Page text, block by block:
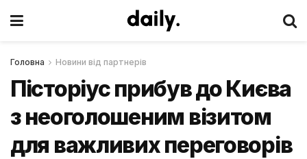
Головна Новини від партнерів
Пісторіус прибув до Києва
з неоголошеним візитом
для важливих переговорів